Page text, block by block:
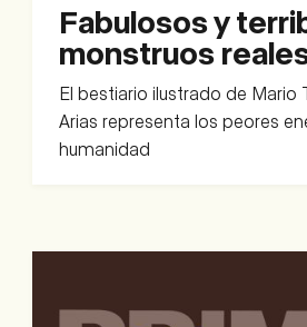
Fabulosos y
monstruos
El bestiario ilustrado de Mario
Arias representa los peores
humanidad